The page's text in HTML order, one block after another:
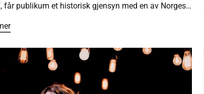
får publikum et historisk gjensyn med en av Norges
for andre gang – som den første i